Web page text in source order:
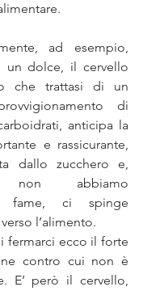
ad esempio,
un dolce, il cervello
che trattasi di un
di
anticipa la
e rassicurante,
dallo zucchero e,
abbiamo
fame, ci spinge
l’alimento.
fermarci ecco il forte
contro cui non è
E’ però il cervello,